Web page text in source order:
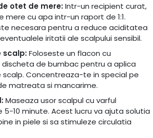
otet de mere:Intr-un recipient curat,
cu apa intr-un raport de 1:1.
necesara pentru a reduce aciditatea
iritatii ale scalpului sensibil.
scalp:Foloseste un flacon cu
discheta de bumbac pentru a aplica
scalp. Concentreaza-te in special pe
matreata si mancarime.
Maseaza usor scalpul cu varful
10 minute. Acest lucru va ajuta solutia
in piele si sa stimuleze circulatia